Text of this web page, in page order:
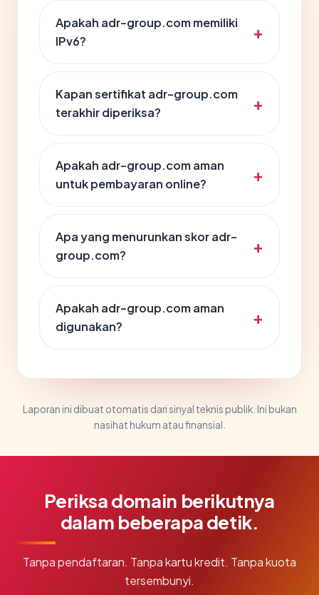
Apakah adr-group.com memiliki
IPv6?
Kapan sertifikat adr-group.com
terakhir diperiksa?
Apakah adr-group.com aman
untuk pembayaran online?
Apa yang menurunkan skor adr-
group.com?
Apakah adr-group.com aman
digunakan?
Laporan ini dibuat otomatis dari sinyal teknis publik. Ini bukan
nasihat hukum atau finansial.
Periksa domain berikutnya
dalam beberapa detik.
Tanpa pendaftaran. Tanpa kartu kredit. Tanpa kuota
tersembunyi.